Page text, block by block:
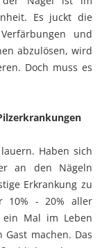
Es juckt die
und
abzulösen, wird
Doch muss es
Haben sich
an den Nägeln
Erkrankung zu
10% - 20% aller
ein Mal im Leben
machen. Das